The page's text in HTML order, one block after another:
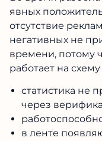
явных
отсутствие
негативных не
времени, потому
работает на
статистика не
через
в ленте